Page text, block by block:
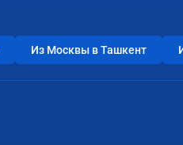
Из Москвы в Ташкент